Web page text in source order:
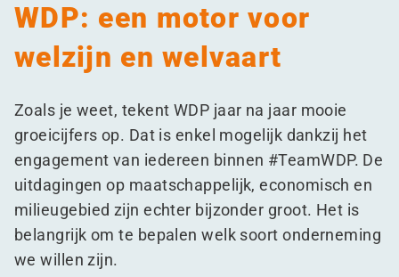
WDP: een motor voor
welzijn en welvaart
Zoals je weet, tekent WDP jaar na jaar mooie
groeicijfers op. Dat is enkel mogelijk dankzij het
engagement van iedereen binnen #TeamWDP. De
uitdagingen op maatschappelijk, economisch en
milieugebied zijn echter bijzonder groot. Het is
belangrijk om te bepalen welk soort onderneming
we willen zijn.